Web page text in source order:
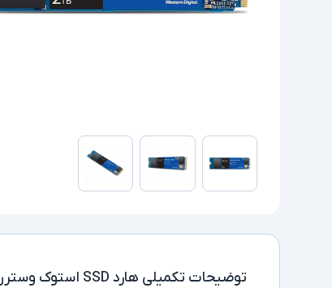
توضیحات تکمیلی هارد SSD استوک وسترن دیجیتال مدل WDC BLUE WDS200 2TBSSD